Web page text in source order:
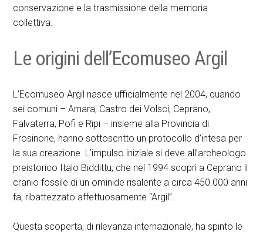
conservazione e la trasmissione della memoria
collettiva.
Le origini dell’Ecomuseo Argil
L’Ecomuseo Argil nasce ufficialmente nel 2004, quando
sei comuni – Arnara, Castro dei Volsci, Ceprano,
Falvaterra, Pofi e Ripi – insieme alla Provincia di
Frosinone, hanno sottoscritto un protocollo d’intesa per
la sua creazione. L’impulso iniziale si deve all’archeologo
preistorico Italo Biddittu, che nel 1994 scoprì a Ceprano il
cranio fossile di un ominide risalente a circa 450.000 anni
fa, ribattezzato affettuosamente “Argil”.
Questa scoperta, di rilevanza internazionale, ha spinto le